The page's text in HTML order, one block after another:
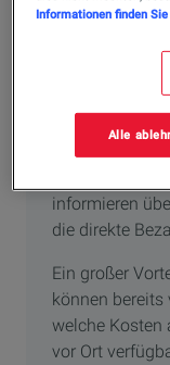
Laden und
Immer mehr
Autos auf eine
Apps
informieren
die direkte
Ein großer
können bereits
welche Kosten
vor Ort
Informationen finden
Alle